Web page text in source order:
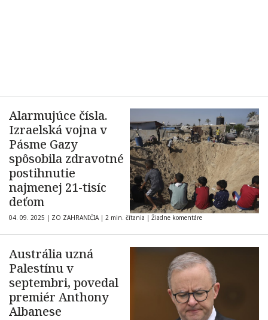
Alarmujúce čísla.
Izraelská vojna v
Pásme Gazy
spôsobila zdravotné
postihnutie
najmenej 21-tisíc
deťom
04. 09. 2025 | ZO ZAHRANIČIA | 2 min. čítania | Žiadne komentáre
Austrália uzná
Palestínu v
septembri, povedal
premiér Anthony
Albanese